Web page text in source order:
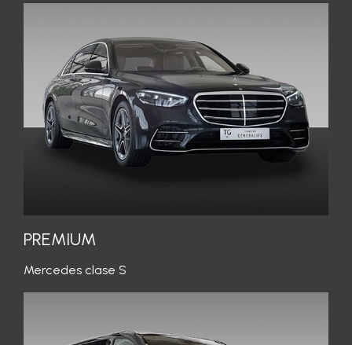
PREMIUM
Mercedes clase S